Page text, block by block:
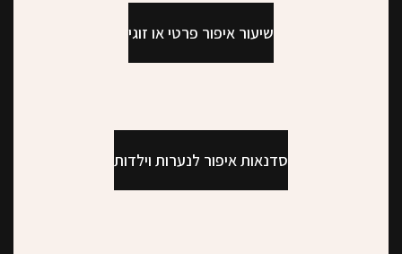
שיעור איפור פרטי או זוגי
סדנאות איפור לנערות וילדות